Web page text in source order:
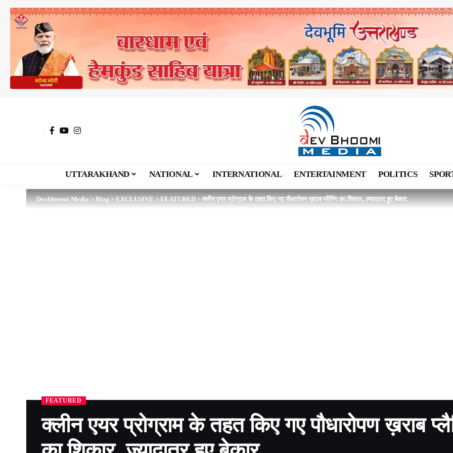
UTTARAKHAND NATIONAL INTERNATIONAL ENTERTAINMENT POLITICS
Devbhoomi Media>Blog>EXCLUSIVE>FEATURED>क्लीन एयर प्रोग्राम के तहत किए गए पौधारोपण ख़राब प्लैनिंग का शिकार, ज़्यादातर हुए बेकार
FEATURED
क्लीन एयर प्रोग्राम के तहत किए गए पौधारोपण ख़राब